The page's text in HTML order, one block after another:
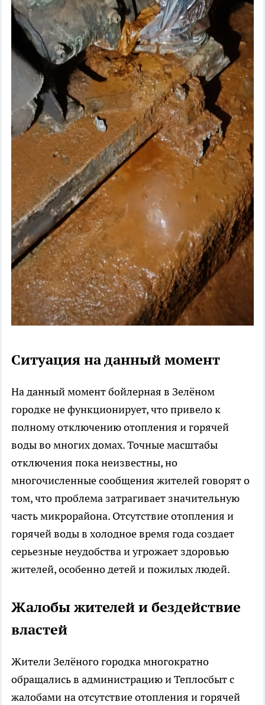
Ситуация на данный момент
На данный момент бойлерная в Зелёном
городке не функционирует, что привело к
полному отключению отопления и горячей
воды во многих домах. Точные масштабы
отключения пока неизвестны, но
многочисленные сообщения жителей говорят о
том, что проблема затрагивает значительную
часть микрорайона. Отсутствие отопления и
горячей воды в холодное время года создает
серьезные неудобства и угрожает здоровью
жителей, особенно детей и пожилых людей.
Жалобы жителей и бездействие
властей
Жители Зелёного городка многократно
обращались в администрацию и Теплосбыт с
жалобами на отсутствие отопления и горячей